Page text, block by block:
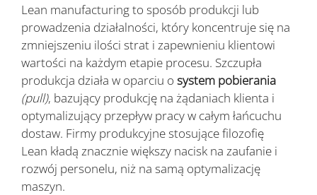
Lean manufacturing to sposób produkcji lub
prowadzenia działalności, który koncentruje się na
zmniejszeniu ilości strat i zapewnieniu klientowi
wartości na każdym etapie procesu. Szczupła
produkcja działa w oparciu o system pobierania
(pull), bazujący produkcję na żądaniach klienta i
optymalizujący przepływ pracy w całym łańcuchu
dostaw. Firmy produkcyjne stosujące filozofię
Lean kładą znacznie większy nacisk na zaufanie i
rozwój personelu, niż na samą optymalizację
maszyn.